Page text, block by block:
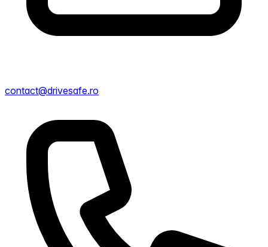
contact@drivesafe.ro